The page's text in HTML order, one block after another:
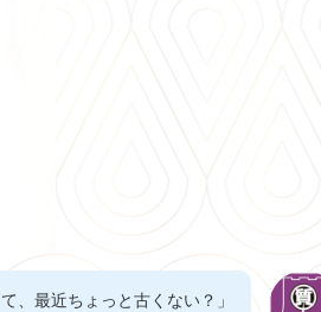
、最近ちょっと古くない？」